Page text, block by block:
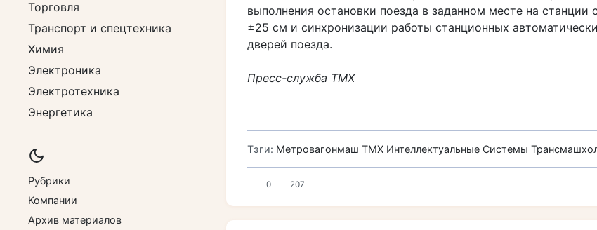
выполнения остановки поезда в заданном месте на станции
±25 см и синхронизации работы станционных
дверей поезда.
Пресс-служба ТМХ
Тэги: Метровагонмаш ТМХ Интеллектуальные Системы
0 207
Торговля
Транспорт и спецтехника
Химия
Электроника
Электротехника
Энергетика
Рубрики
Компании
Архив материалов